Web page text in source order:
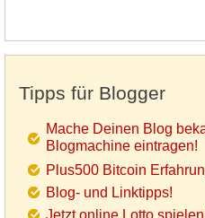
Tipps für Blogger
Mache Deinen Blog
Blogmachine eintragen!
Plus500 Bitcoin
Blog- und Linktipps!
Jetzt online Lotto